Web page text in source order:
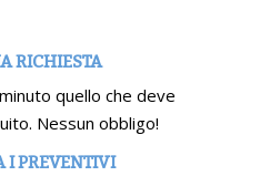
RICHIESTA
quello che deve
Nessun obbligo!
I PREVENTIVI